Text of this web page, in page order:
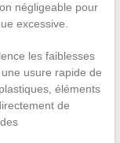
négligeable pour
excessive.
les faiblesses
usure rapide de
éléments
de